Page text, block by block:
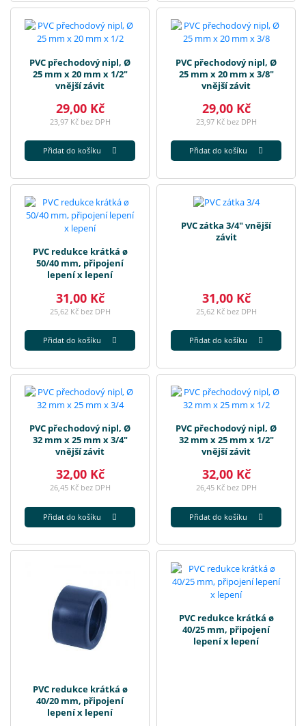
PVC přechodový nipl, Ø
25 mm x 20 mm x 1/2"
vnější závit
29,00 Kč
23,97 Kč bez DPH
Přidat do košíku
PVC přechodový nipl, Ø
25 mm x 20 mm x 3/8"
vnější závit
29,00 Kč
23,97 Kč bez DPH
Přidat do košíku
PVC redukce krátká ø
50/40 mm, připojení
lepení x lepení
31,00 Kč
25,62 Kč bez DPH
Přidat do košíku
PVC zátka 3/4" vnější
závit
31,00 Kč
25,62 Kč bez DPH
Přidat do košíku
PVC přechodový nipl, Ø
32 mm x 25 mm x 3/4"
vnější závit
32,00 Kč
26,45 Kč bez DPH
Přidat do košíku
PVC přechodový nipl, Ø
32 mm x 25 mm x 1/2"
vnější závit
32,00 Kč
26,45 Kč bez DPH
Přidat do košíku
PVC redukce krátká ø
40/20 mm, připojení
lepení x lepení
PVC redukce krátká ø
40/25 mm, připojení
lepení x lepení